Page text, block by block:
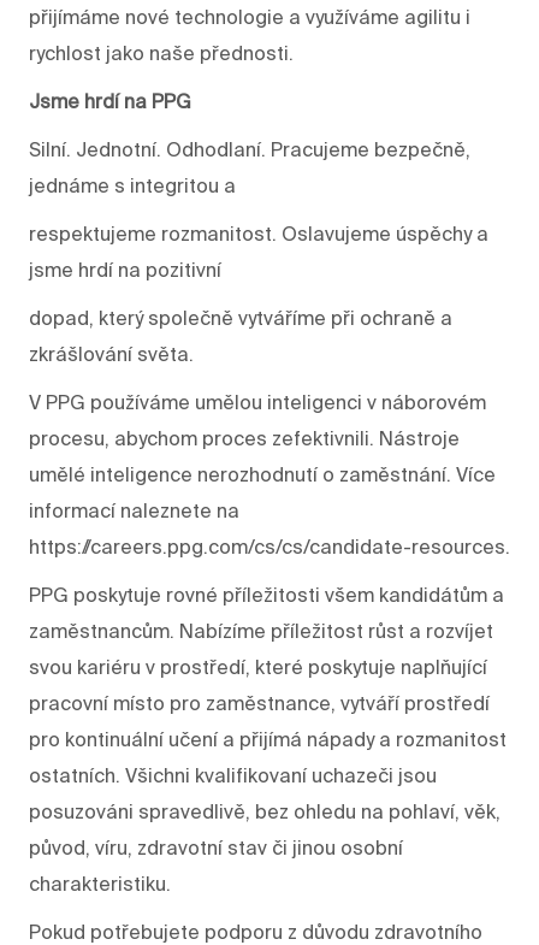
přijímáme nové technologie a využíváme agilitu i
rychlost jako naše přednosti.
Jsme hrdí na PPG
Silní. Jednotní. Odhodlaní. Pracujeme bezpečně,
jednáme s integritou a
respektujeme rozmanitost. Oslavujeme úspěchy a
jsme hrdí na pozitivní
dopad, který společně vytváříme při ochraně a
zkrášlování světa.
V PPG používáme umělou inteligenci v náborovém
procesu, abychom proces zefektivnili. Nástroje
umělé inteligence nerozhodnutí o zaměstnání. Více
informací naleznete na
https://careers.ppg.com/cs/cs/candidate-resources.
PPG poskytuje rovné příležitosti všem kandidátům a
zaměstnancům. Nabízíme příležitost růst a rozvíjet
svou kariéru v prostředí, které poskytuje naplňující
pracovní místo pro zaměstnance, vytváří prostředí
pro kontinuální učení a přijímá nápady a rozmanitost
ostatních. Všichni kvalifikovaní uchazeči jsou
posuzováni spravedlivě, bez ohledu na pohlaví, věk,
původ, víru, zdravotní stav či jinou osobní
charakteristiku.
Pokud potřebujete podporu z důvodu zdravotního